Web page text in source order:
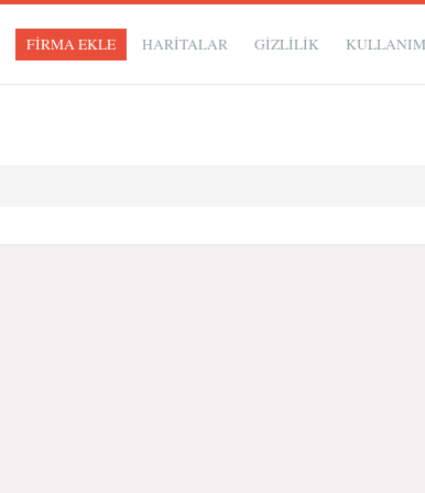
FİRMA EKLE HARİTALAR GIZLILIK